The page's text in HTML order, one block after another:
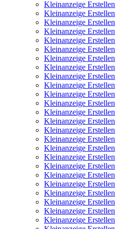
Kleinanzeige Erstellen
Kleinanzeige Erstellen
Kleinanzeige Erstellen
Kleinanzeige Erstellen
Kleinanzeige Erstellen
Kleinanzeige Erstellen
Kleinanzeige Erstellen
Kleinanzeige Erstellen
Kleinanzeige Erstellen
Kleinanzeige Erstellen
Kleinanzeige Erstellen
Kleinanzeige Erstellen
Kleinanzeige Erstellen
Kleinanzeige Erstellen
Kleinanzeige Erstellen
Kleinanzeige Erstellen
Kleinanzeige Erstellen
Kleinanzeige Erstellen
Kleinanzeige Erstellen
Kleinanzeige Erstellen
Kleinanzeige Erstellen
Kleinanzeige Erstellen
Kleinanzeige Erstellen
Kleinanzeige Erstellen
Kleinanzeige Erstellen